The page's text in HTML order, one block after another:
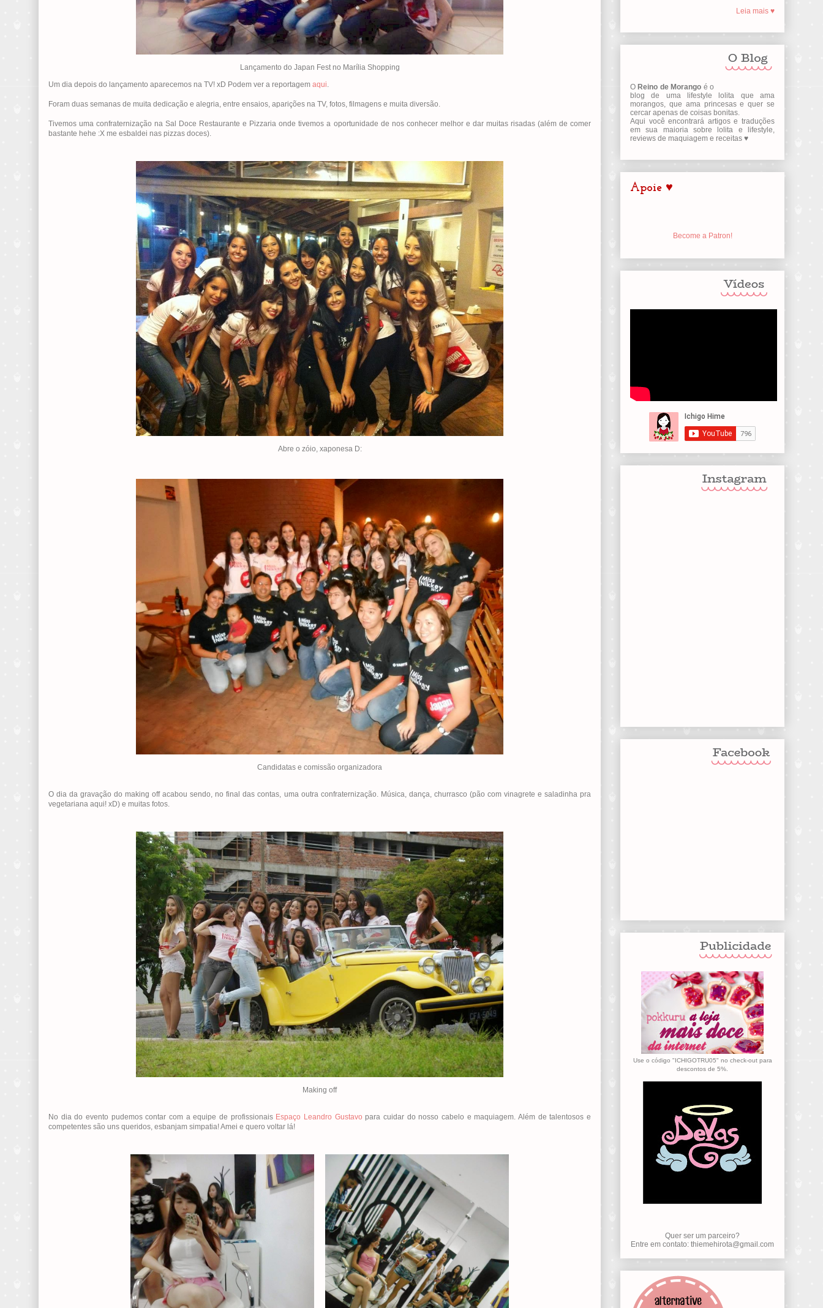
Lançamento do Japan Fest no Marília Shopping
Um dia depois do lançamento aparecemos na TV! xD Podem ver a reportagem aqui.
Foram duas semanas de muita dedicação e alegria, entre ensaios, aparições na TV, fotos, filmagens e muita diversão.
Tivemos uma confraternização na Sal Doce Restaurante e Pizzaria onde tivemos a oportunidade de nos conhecer melhor e dar muitas risadas (além de comer
bastante hehe :X me esbaldei nas pizzas doces).
Abre o zóio, xaponesa D:
Candidatas e comissão organizadora
O dia da gravação do making off acabou sendo, no final das contas, uma outra confraternização. Música, dança, churrasco (pão com vinagrete e saladinha pra
vegetariana aqui! xD) e muitas fotos.
Making off
No dia do evento pudemos contar com a equipe de profissionais Espaço Leandro Gustavo para cuidar do nosso cabelo e maquiagem. Além de talentosos e
competentes são uns queridos, esbanjam simpatia! Amei e quero voltar lá!
Leia mais ♥
O Reino de Morango é o
blog de uma lifestyle lolita que ama
morangos, que ama princesas e quer se
cercar apenas de coisas bonitas.
Aqui você encontrará artigos e traduções
em sua maioria sobre lolita e lifestyle,
reviews de maquiagem e receitas ♥
Apoie ♥
Become a Patron!
Use o código "ICHIGOTRU05" no check-out para
descontos de 5%.
Quer ser um parceiro?
Entre em contato: thiemehirota@gmail.com